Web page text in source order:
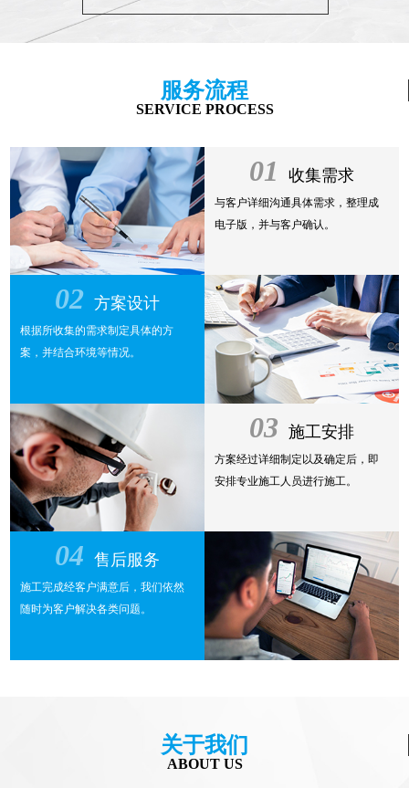
服务流程
SERVICE PROCESS
01 收集需求
与客户详细沟通具体需求，整理成
电子版，并与客户确认。
02 方案设计
根据所收集的需求制定具体的方
案，并结合环境等情况。
03 施工安排
方案经过详细制定以及确定后，即
安排专业施工人员进行施工。
04 售后服务
施工完成经客户满意后，我们依然
随时为客户解决各类问题。
关于我们
ABOUT US